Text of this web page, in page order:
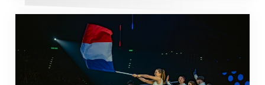
Team Frankreich ist komplett